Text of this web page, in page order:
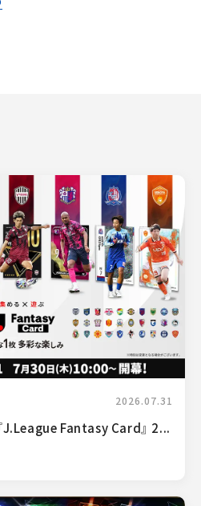
2026.07.31
J.League Fantasy Card』 2...